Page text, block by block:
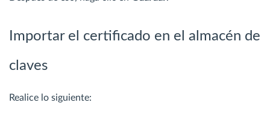
Importar el certificado en el almacén de
claves
Realice lo siguiente: